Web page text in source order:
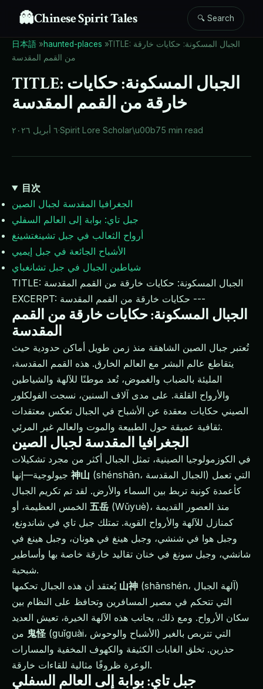
👻Chinese Spirit Tales 🔍 Search
日本語 »haunted-places »TITLE: الجبال المسكونة: حكايات خارقة
من القمم المقدسة
TITLE: الجبال المسكونة: حكايات
خارقة من القمم المقدسة
٦ أبريل ٢٠٢٦·Spirit Lore Scholar\u00b75 min read
目次
الجغرافيا المقدسة لجبال الصين
جبل تاي: بوابة إلى العالم السفلي
أرواح الثعالب في جبل تشينغتشينغ
الأشباح الجائعة في جبل إيميي
شياطين الجبال في جبل تشانغباي
TITLE: الجبال المسكونة: حكايات خارقة من القمم المقدسة
EXCERPT: حكايات خارقة من القمم المقدسة ---
الجبال المسكونة: حكايات خارقة من القمم
المقدسة
تُعتبر جبال الصين الشاهقة منذ زمن طويل أماكن حدودية حيث
يتقاطع عالم البشر مع العالم الخارق. هذه القمم المقدسة،
المليئة بالضباب والغموض، تُعد موطنًا للآلهة والشياطين
والأرواح القلقة. على مدى آلاف السنين، نسجت الفولكلور
الصيني حكايات معقدة عن الأشباح في الجبال تعكس معتقدات
ثقافية عميقة حول الطبيعة والموت والعالم غير المرئي.
الجغرافيا المقدسة لجبال الصين
في الكوزمولوجيا الصينية، تمثل الجبال أكثر من مجرد تشكيلات
神山 (shénshān، الجبال المقدسة) التي تعمل
كأعمدة كونية تربط بين السماء والأرض. لقد تم تكريم الجبال
五岳 (Wǔyuè)، منذ العصور القديمة
كمنازل للآلهة والأرواح القوية. تمتلك جبل تاي في شاندونغ،
وجبل هوا في شنشي، وجبل هينغ في هونان، وجبل هينغ في
شانشي، وجبل سونغ في خنان تقاليد خارقة خاصة بها وأساطير
شبحية.
يُعتقد أن هذه الجبال تحكمها 山神 (shānshén، آلهة الجبال)
التي تتحكم في مصير المسافرين وتحافظ على النظام بين
سكان الأرواح. ومع ذلك، بجانب هذه الآلهة الخيرة، تعيش العديد
鬼怪 (guǐguài، الأشباح والوحوش) التي تتربص بالغير
حذرين. تخلق الغابات الكثيفة والكهوف المخفية والمسارات
الوعرة ظروفًا مثالية للقاءات خارقة.
جبل تاي: بوابة إلى العالم السفلي